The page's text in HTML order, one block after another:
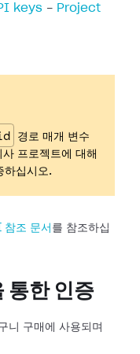
keys - Project
경로 매개 변수
프로젝트에 대해
하십시오.
참조 문서 를 참조하십
통한 인증
니 구매에 사용되며